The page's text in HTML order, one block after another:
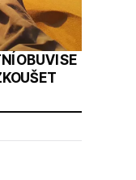
OBUVI SE